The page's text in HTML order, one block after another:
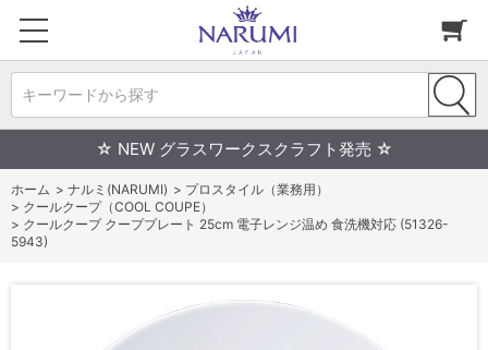
キーワードから探す
☆ NEW グラスワークスクラフト発売 ☆
ホーム > ナルミ(NARUMI) > プロスタイル（業務用）
> クールクープ（COOL COUPE）
> クールクープ クーププレート 25cm 電子レンジ温め 食洗機対応 (51326-
5943)